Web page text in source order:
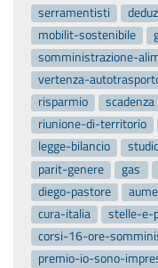
serramentisti
mobilit-sostenibile
somministrazione-
vertenza-
risparmio
scadenza
riunione-di-territorio
legge-bilancio
parit-genere
gas
diego-pastore
cura-italia
stelle-e-
corsi-16-ore-
premio-io-sono-